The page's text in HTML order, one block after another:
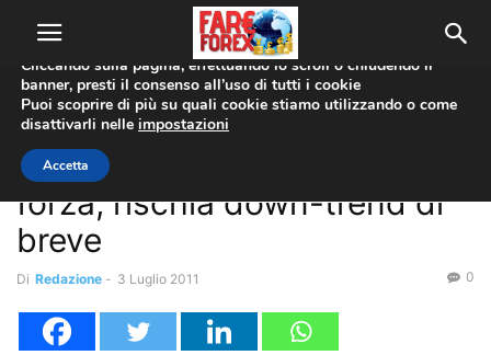
Home Analisi Tecnica
Analisi Tecnica Trading Online
Analisi Tecnica: Gold senza
forza, rischia down-trend di
breve
Di Redazione - 3 Luglio 2011 0
Utilizziamo i cookie per offrirti la migliore esperienza sul nostro
sito web.
Cliccando sulla pagina, effettuando lo scroll o chiudendo il
banner, presti il consenso all’uso di tutti i cookie
Puoi scoprire di più su quali cookie stiamo utilizzando o come
disattivarli nelle impostazioni
Accetta